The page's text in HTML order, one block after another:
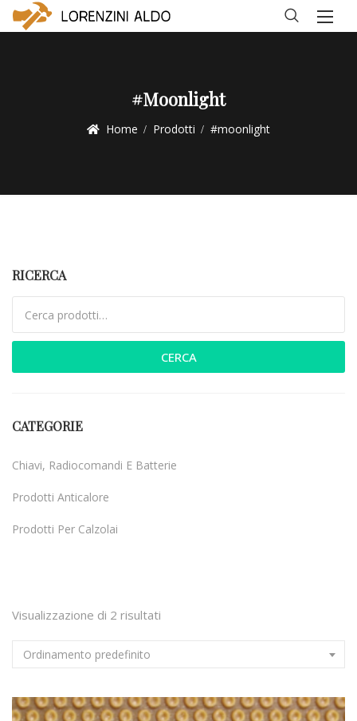
#moonlight
Home Prodotti #moonlight
RICERCA
CERCA
CATEGORIE
Chiavi, Radiocomandi E Batterie
Prodotti Anticalore
Prodotti Per Calzolai
Visualizzazione di 2 risultati
Ordinamento predefinito